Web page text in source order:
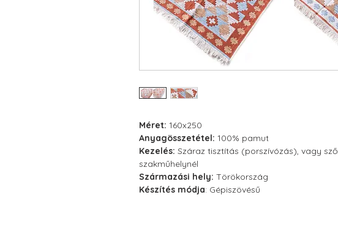
Méret: 160x250
Anyagösszetétel: 100% pamut
Kezelés: Száraz tisztítás (porszívózás), vagy
szakműhelynél
Származási hely: Törökország
Készítés módja: Gépiszövésű